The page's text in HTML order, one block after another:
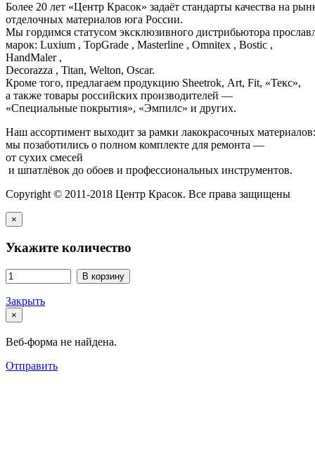
Более 20 лет «Центр Красок» задаёт стандарты качества на
отделочных материалов юга России.
Мы гордимся статусом эксклюзивного дистрибьютора
марок: Luxium , TopGrade , Masterline , Omnitex , Bostic ,
HandMaler ,
Decorazza , Titan, Welton, Oscar.
Кроме того, предлагаем продукцию Sheetrok, Art, Fit, «Текс»,
а также товары российских производителей —
«Специальные покрытия», «Эмпилс» и других.
Наш ассортимент выходит за рамки лакокрасочных
мы позаботились о полном комплекте для ремонта —
от сухих смесей
и шпатлёвок до обоев и профессиональных инструментов.
Copyright © 2011-2018 Центр Красок. Все права защищены
×
Укажите количество
В корзину
Закрыть
×
Веб-форма не найдена.
Отправить